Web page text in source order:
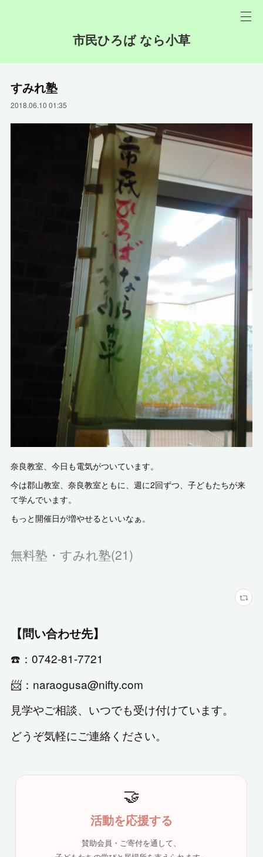
市民ひろば なら小草
すみれ塾
2018.06.10 01:35
奈良教室、今日も電気がついています。
今は郡山教室、奈良教室ともに、週に2回ずつ、子どもたちが来
て学んでいます。
もっと開催日が増やせるといいなぁ。
無料塾・すみれ塾(21)
【問い合わせ先】
☎️：0742-81-7721
📨：naraogusa@nifty.com
見学やご相談、いつでも受け付けています。
どうぞ気軽にご連絡ください。